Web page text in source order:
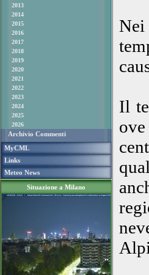
2013
2014
2015
2016
2017
2018
2019
2020
2021
2022
2023
2024
2025
2026
Archivio Commenti
MyCML
Links
Meteo News
Situazione a Milano
Il